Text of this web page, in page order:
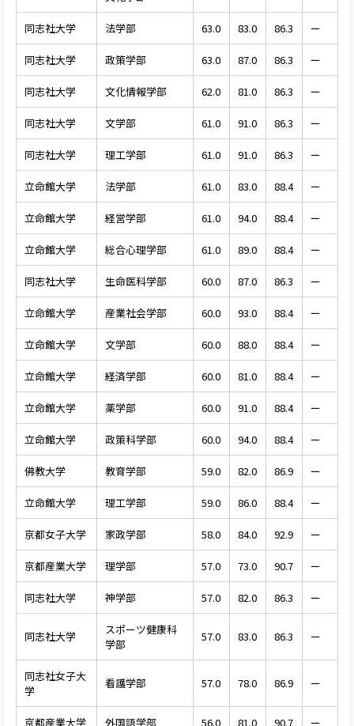
同志社大学 法学部 63.0 83.0 86.3 ー
同志社大学 政策学部 63.0 87.0 86.3 ー
同志社大学 文化情報学部 62.0 81.0 86.3 ー
同志社大学 文学部 61.0 91.0 86.3 ー
同志社大学 理工学部 61.0 91.0 86.3 ー
立命館大学 法学部 61.0 83.0 88.4 ー
立命館大学 経営学部 61.0 94.0 88.4 ー
立命館大学 総合心理学部 61.0 89.0 88.4 ー
同志社大学 生命医科学部 60.0 87.0 86.3 ー
立命館大学 産業社会学部 60.0 93.0 88.4 ー
立命館大学 文学部 60.0 88.0 88.4 ー
立命館大学 経済学部 60.0 81.0 88.4 ー
立命館大学 薬学部 60.0 91.0 88.4 ー
立命館大学 政策科学部 60.0 94.0 88.4 ー
佛教大学 教育学部 59.0 82.0 86.9 ー
立命館大学 理工学部 59.0 86.0 88.4 ー
京都女子大学 家政学部 58.0 84.0 92.9 ー
京都産業大学 理学部 57.0 73.0 90.7 ー
同志社大学 神学部 57.0 82.0 86.3 ー
同志社大学
スポーツ健康科
学部
57.0 83.0 86.3 ー
同志社女子大
学
看護学部 57.0 78.0 86.9 ー
京都産業大学 外国語学部 56.0 81.0 90.7 ー